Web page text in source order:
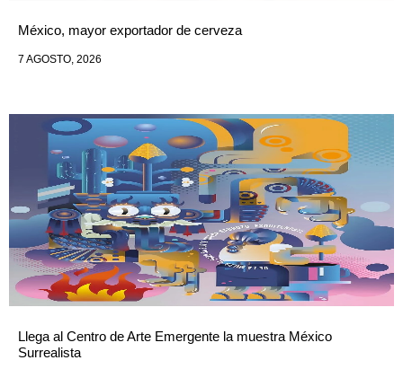
México, mayor exportador de cerveza
7 AGOSTO, 2026
Llega al Centro de Arte Emergente la muestra México
Surrealista